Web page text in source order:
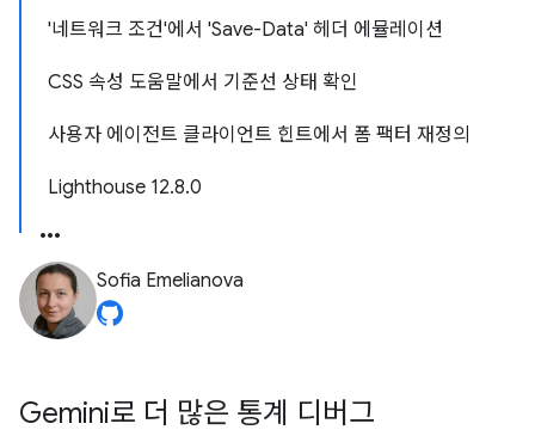
'네트워크 조건'에서 'Save-Data' 헤더 에뮬레이션
CSS 속성 도움말에서 기준선 상태 확인
사용자 에이전트 클라이언트 힌트에서 폼 팩터 재정의
Lighthouse 12.8.0
Sofia Emelianova
Gemini로 더 많은 통계 디버그